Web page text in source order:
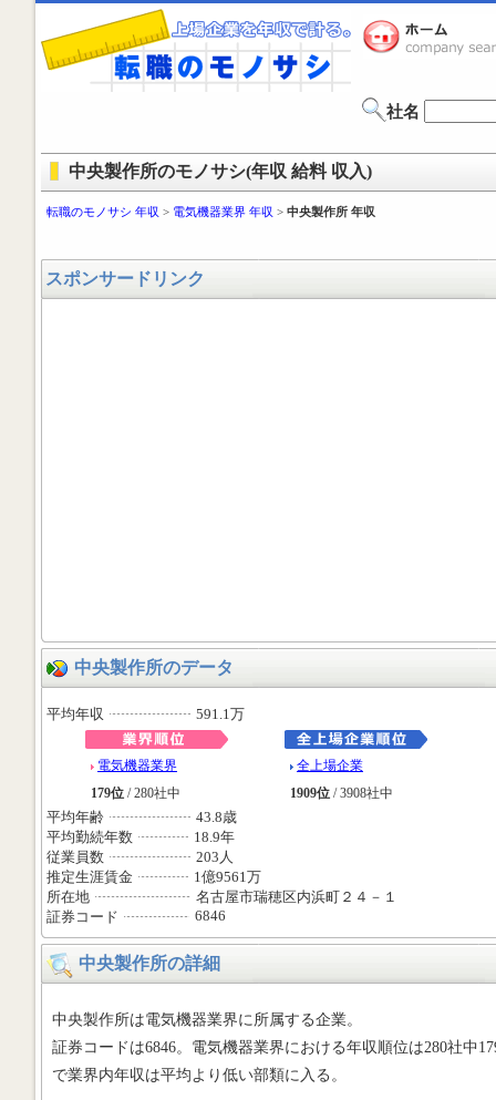
社名
中央製作所のモノサシ(年収 給料 収入)
転職のモノサシ 年収 > 電気機器業界 年収 > 中央製作所 年収
スポンサードリンク
中央製作所のデータ
平均年収 591.1万
電気機器業界
179位 / 280社中
全上場企業
1909位 / 3908社中
平均年齢
43.8歳
平均勤続年数
18.9年
従業員数
203人
推定生涯賃金
1億9561万
所在地
名古屋市瑞穂区内浜町２４－１
証券コード
6846
中央製作所の詳細
中央製作所は電気機器業界に所属する企業。
証券コードは6846。電気機器業界における年収順位は280社中
で業界内年収は平均より低い部類に入る。